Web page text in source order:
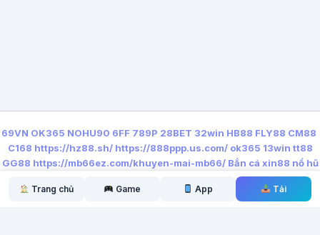
69VN OK365 NOHU90 6FF 789P 28BET 32win HB88 FLY88 CM88
C168 https://hz88.sh/ https://888ppp.us.com/ ok365 13win tt88
GG88 https://mb66ez.com/khuyen-mai-mb66/ Bắn cá xin88 nổ hũ
Trang chủ Game App Tải